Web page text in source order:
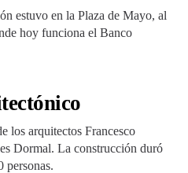
estuvo en la Plaza de Mayo, al
hoy funciona el Banco
los arquitectos Francesco
Dormal. La construcción duró
personas.